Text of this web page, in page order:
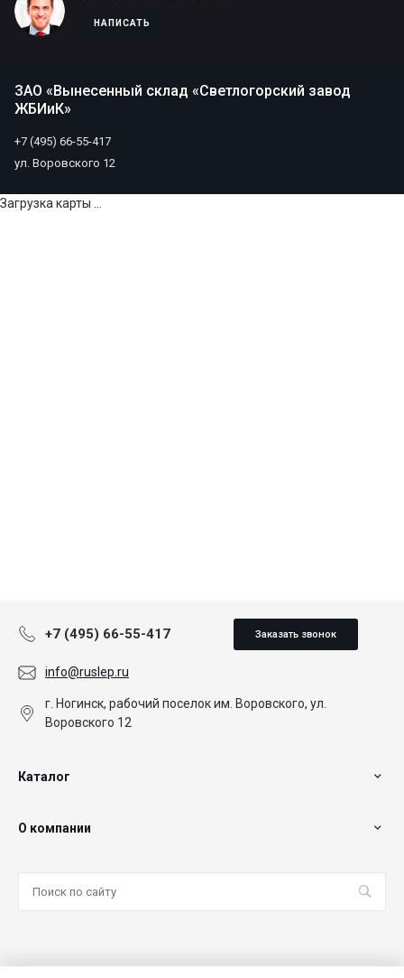
НАПИСАТЬ
ЗАО «Вынесенный склад «Светлогорский завод
ЖБИиК»
+7 (495) 66-55-417
ул. Воровского 12
Загрузка карты ...
+7 (495) 66-55-417 Заказать звонок
info@ruslep.ru
г. Ногинск, рабочий поселок им. Воровского, ул.
Воровского 12
Каталог
О компании